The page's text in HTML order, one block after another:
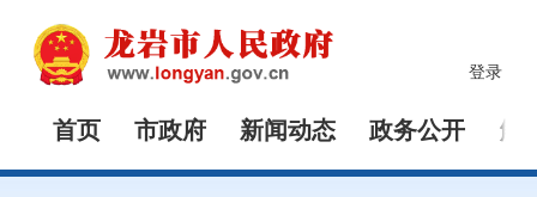
登录
首页 市政府 新闻动态 政务公开 解